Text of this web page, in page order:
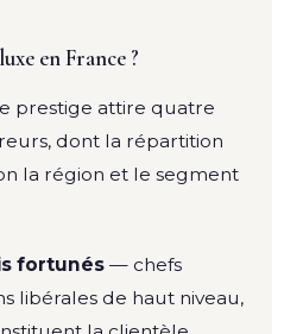
en France ?
prestige attire quatre
dont la répartition
la région et le segment
fortunés — chefs
libérales de haut niveau,